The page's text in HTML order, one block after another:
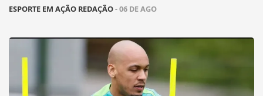
ESPORTE EM AÇÃO REDAÇÃO- 06 DE AGO